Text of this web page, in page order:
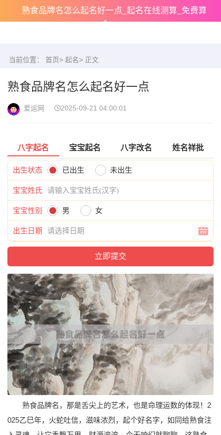
熟食品牌名怎么起名好一点_起名在线测算_免费算
命
当前位置： 首页> 起名> 正文
熟食品牌名怎么起名好一点
爱运网 2025-09-21 04:00:01
八字起名 宝宝起名 八字改名 姓名祥批
出生状态 已出生 未出生
宝宝姓氏
宝宝性别 男 女
出生日期
熟食品牌名，那是舌尖上的艺术，也是命理运数的体现！2
025乙巳年，火蛇吐信，滋味浓烈，起个好名字，如同给熟食注